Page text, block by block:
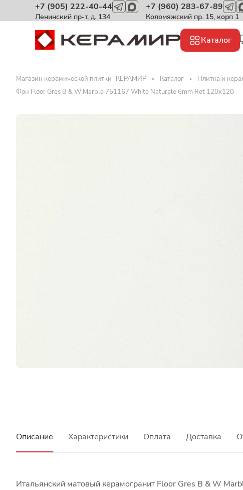
+7 (905) 222-40-44
Ленинский пр-т, д. 134
+7 (960) 283-67-89
Коломяжский пр. 15, корп 1
Каталог
Магазин керамической плитки "КЕРАМИР Каталог Плитка и
Фон Floor Gres B & W Marble 751167 White Naturale 6mm Ret 120x120
Описание Характеристики Оплата Доставка
Итальянский матовый керамогранит Floor Gres B & W